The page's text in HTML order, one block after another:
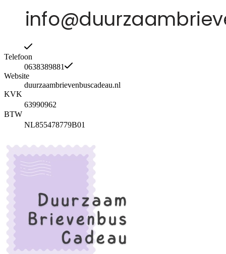
Telefoon
0638389881
Website
duurzaambrievenbuscadeau.nl
KVK
63990962
BTW
NL855478779B01